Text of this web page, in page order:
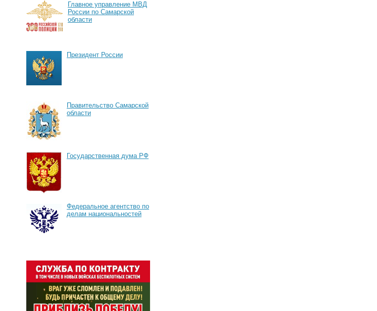
Главное управление МВД
России по Самарской
области
Президент России
Правительство Самарской
области
Государственная дума РФ
Федеральное агентство по
делам национальностей